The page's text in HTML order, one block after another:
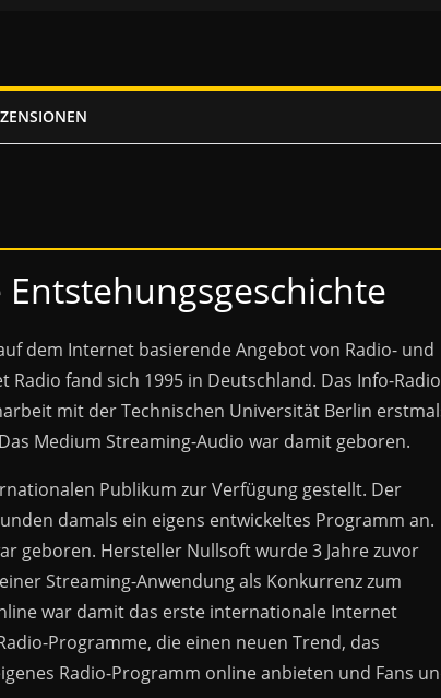
dem Internet basierende Angebot von Radio- und
fand sich 1995 in Deutschland. Das Info-Radio
mit der Technischen Universität Berlin
Medium Streaming-Audio war damit geboren.
Publikum zur Verfügung gestellt. Der
damals ein eigens entwickeltes Programm an.
geboren. Hersteller Nullsoft wurde 3 Jahre zuvor
Streaming-Anwendung als Konkurrenz zum
war damit das erste internationale Internet
Programme, die einen neuen Trend, das
Radio-Programm online anbieten und Fans